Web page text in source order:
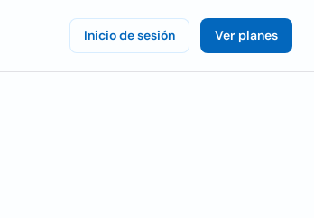
Inicio de sesión Ver planes